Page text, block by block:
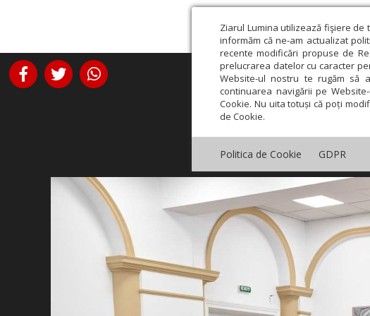
Ziarul Lumina utilizează fişiere
informăm că ne-am actualizat
recente modificări propuse de
prelucrarea datelor cu caracter
Website-ul nostru te rugăm să
continuarea navigării pe
Cookie. Nu uita totuși că poți
de Cookie.
Politica de Cookie GDPR